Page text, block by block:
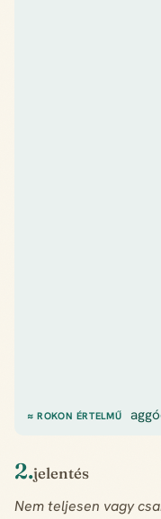
≈ ROKON ÉRTELMŰ
2.jelentés
Nem teljesen vagy